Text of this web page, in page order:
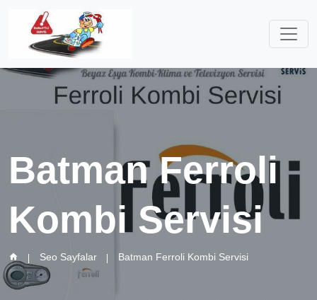
Batman Ferroli
Kombi Servisi
Seo Sayfalar Batman Ferroli Kombi Servisi